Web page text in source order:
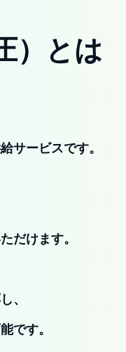
）とは
サービスです。
だけます。
、
です。